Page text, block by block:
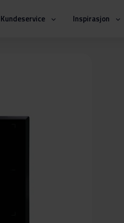
Kundeservice Inspirasjon